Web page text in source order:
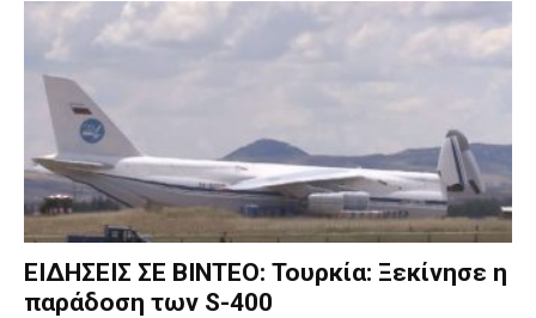
ΕΙΔΗΣΕΙΣ ΣΕ ΒΙΝΤΕΟ: Τουρκία: Ξεκίνησε η
παράδοση των S-400